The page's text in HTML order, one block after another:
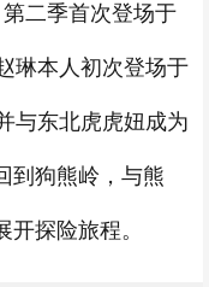
二季首次登场于
琳本人初次登场于
与东北虎虎妞成为
到狗熊岭，与熊
探险旅程。